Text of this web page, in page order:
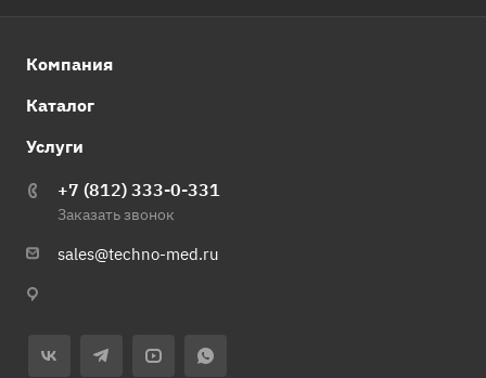
Компания
Каталог
Услуги
+7 (812) 333-0-331
Заказать звонок
sales@techno-med.ru